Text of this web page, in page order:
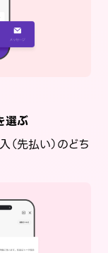
選ぶ
（先払い）のどち